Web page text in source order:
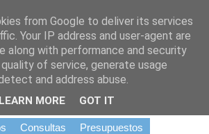
Ir al contenido principal
Consultas Presupuestos
from Google to deliver its services
Your IP address and user-agent are
along with performance and security
of service, generate usage
and address abuse.
LEARN MORE GOT IT